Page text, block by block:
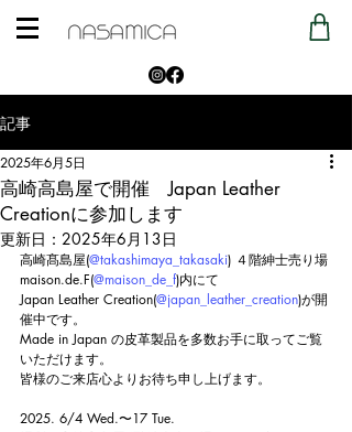
記事
高崎高島屋で開催 Japan Leather
Creationに参加します
2025年6月5日
更新日： 2025年6月13日
高崎髙島屋(@takashimaya_takasaki) ４階紳士売り場
maison.de.F(@maison_de_f)内にて
Japan Leather Creation(@japan_leather_creation)が開
催中です。
Made in Japan の皮革製品を多数お手に取ってご覧
いただけます。
皆様のご来店心よりお待ち申し上げます。
2025. 6/4 Wed.〜17 Tue.